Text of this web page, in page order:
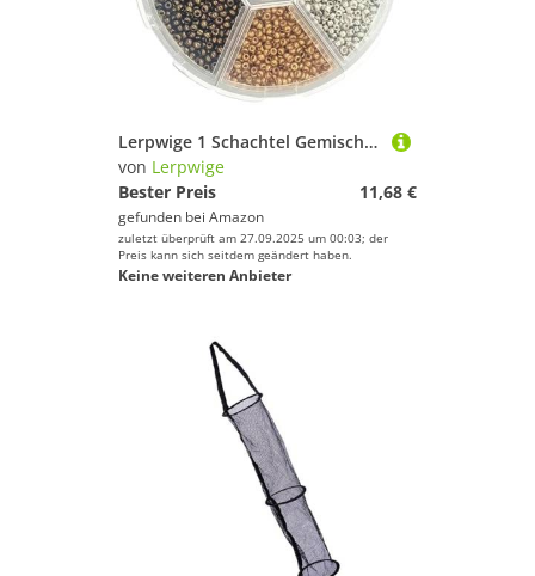
Lerpwige 1 Schachtel Gemischter Farbe Fliegenhaken Kopfperlen Bindungsmaterial
von Lerpwige
Bester Preis
11,68 €
gefunden bei Amazon
zuletzt überprüft am 27.09.2025 um 00:03; der
Preis kann sich seitdem geändert haben.
Keine weiteren Anbieter